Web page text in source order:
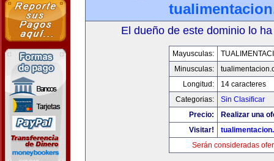
El dueño de este dominio lo
Mayusculas:
Minusculas:
Longitud:
14 caracteres
Categorias:
Sin Clasificar
Precio:
Realizar una
Visitar!
Serán consideradas